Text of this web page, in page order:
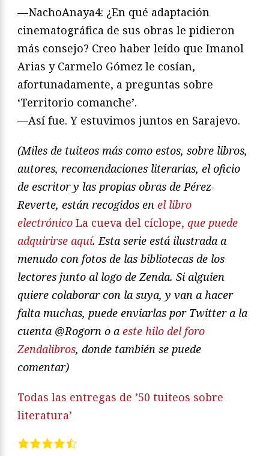
—NachoAnaya4: ¿En qué adaptación
cinematográfica de sus obras le pidieron
más consejo? Creo haber leído que Imanol
Arias y Carmelo Gómez le cosían,
afortunadamente, a preguntas sobre
‘Territorio comanche’.
—Así fue. Y estuvimos juntos en Sarajevo.
(Miles de tuiteos más como estos, sobre libros,
autores, recomendaciones literarias, el oficio
de escritor y las propias obras de Pérez-
Reverte, están recogidos en el libro
electrónico La cueva del cíclope, que puede
adquirirse aquí. Esta serie está ilustrada a
menudo con fotos de las bibliotecas de los
lectores junto al logo de Zenda. Si alguien
quiere colaborar con la suya, y van a hacer
falta muchas, puede enviarlas por Twitter a la
cuenta @Rogorn o a este hilo del foro
Zendalibros, donde también se puede
comentar)
Todas las entregas de ’50 tuiteos sobre
literatura’